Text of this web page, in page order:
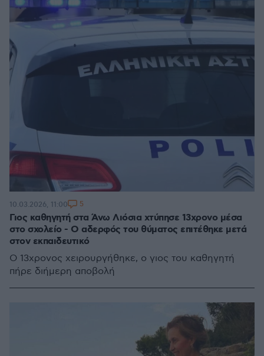
Γιος καθηγητή στα Άνω Λιόσια χτύπησε 13χρονο μέσα
στο σχολείο - Ο αδερφός του θύματος επιτέθηκε μετά
στον εκπαιδευτικό
Ο 13χρονος χειρουργήθηκε, ο γιος του καθηγητή
πήρε διήμερη αποβολή
10.03.2026, 11:00 5